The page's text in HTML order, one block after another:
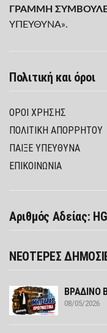
ΓΡΑΜΜΗ
ΥΠΕΥΘΥΝΑ».
Πολιτική και όροι
ΌΡΟΙ ΧΡΉΣΗΣ
ΠΟΛΙΤΙΚΉ ΑΠΟΡΡΉΤΟΥ
ΠΑΊΞΕ ΥΠΕΎΘΥΝΑ
ΕΠΙΚΟΙΝΩΝΙΑ
Αριθμός Αδείας:
ΝΕΟΤΕΡΕΣ
ΒΡΑΔΙΝΟ
08/05/2026